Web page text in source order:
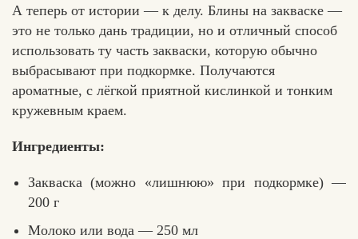
А теперь от истории — к делу. Блины на закваске —
это не только дань традиции, но и отличный способ
использовать ту часть закваски, которую обычно
выбрасывают при подкормке. Получаются
ароматные, с лёгкой приятной кислинкой и тонким
кружевным краем.
Ингредиенты:
Закваска (можно «лишнюю» при подкормке) —
200 г
Молоко или вода — 250 мл